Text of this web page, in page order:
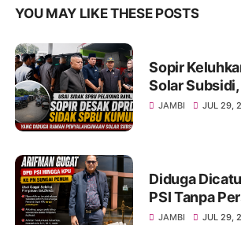
YOU MAY LIKE THESE POSTS
Sopir
Solar
Sidak SPBU
JAMBI JUL 29,
Diduga
PSI Tanpa
Arifman
JAMBI JUL 29,